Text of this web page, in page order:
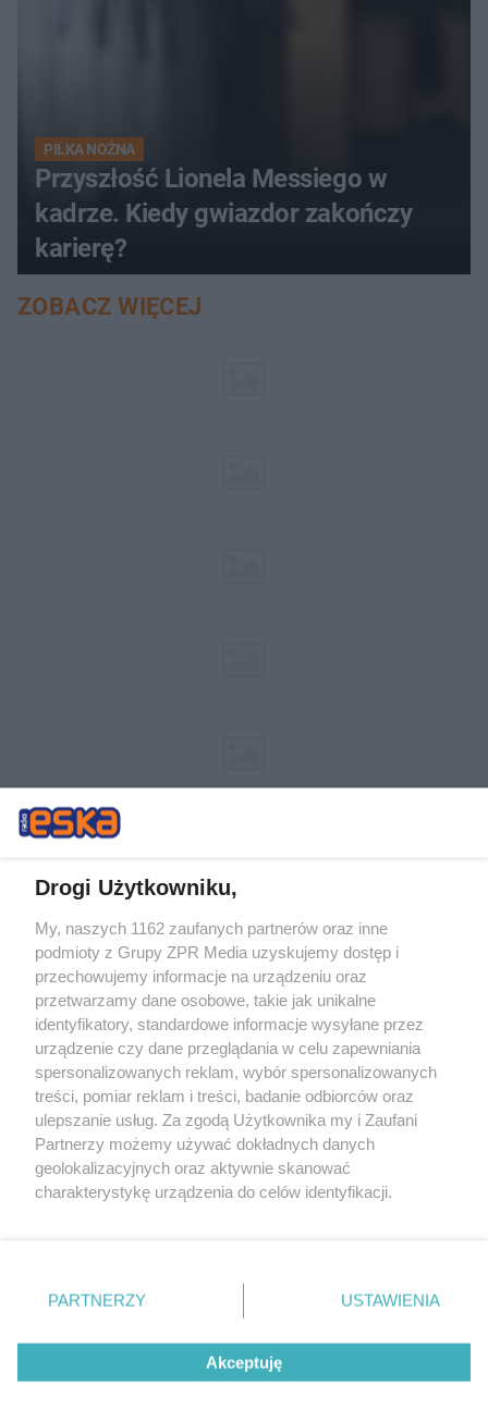
PIŁKA NOŻNA
Przyszłość Lionela Messiego w
kadrze. Kiedy gwiazdor zakończy
karierę?
ZOBACZ WIĘCEJ
Żaden utwór zamieszczony w serwisie nie może być powielany i
rozpowszechniany lub dalej rozpowszechniany w jakikolwiek sposób (w
tym także elektroniczny lub mechaniczny) na jakimkolwiek polu
eksploatacji w jakiejkolwiek formie, włącznie z umieszczaniem w
Internecie bez pisemnej zgody właściciela praw. Jakiekolwiek użycie lub
wykorzystanie utworów w całości lub w części z naruszeniem prawa,
tzn. bez właściwej zgody, jest zabronione pod groźbą kary i może być
ścigane prawnie.
© 2026 Grupa ZPR Media
Drogi Użytkowniku,
My, naszych 1162 zaufanych partnerów oraz inne
podmioty z Grupy ZPR Media uzyskujemy dostęp i
przechowujemy informacje na urządzeniu oraz
przetwarzamy dane osobowe, takie jak unikalne
identyfikatory, standardowe informacje wysyłane przez
urządzenie czy dane przeglądania w celu zapewniania
spersonalizowanych reklam, wybór spersonalizowanych
treści, pomiar reklam i treści, badanie odbiorców oraz
ulepszanie usług. Za zgodą Użytkownika my i Zaufani
Partnerzy możemy używać dokładnych danych
geolokalizacyjnych oraz aktywnie skanować
charakterystykę urządzenia do celów identyfikacji.
zmienić/wycofać klikając przycisk ustawień prywatności
znajdujący się w lewym dolnym rogu strony
rodzaje przetwarzania danych nie wymagają zgody
użytkownika, ale masz prawo sprzeciwić się takiemu
przetwarzaniu. Preferencje będą miały zastosowanie tylko
PARTNERZY USTAWIENIA
Akceptuję